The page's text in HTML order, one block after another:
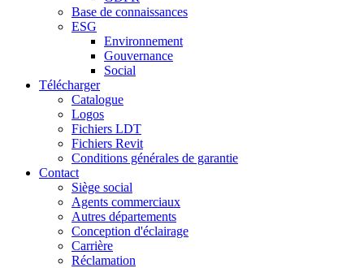
Base de connaissances
ESG
Environnement
Gouvernance
Social
Télécharger
Catalogue
Logos
Fichiers LDT
Fichiers Revit
Conditions générales de garantie
Contact
Siège social
Agents commerciaux
Autres départements
Conception d'éclairage
Carrière
Réclamation